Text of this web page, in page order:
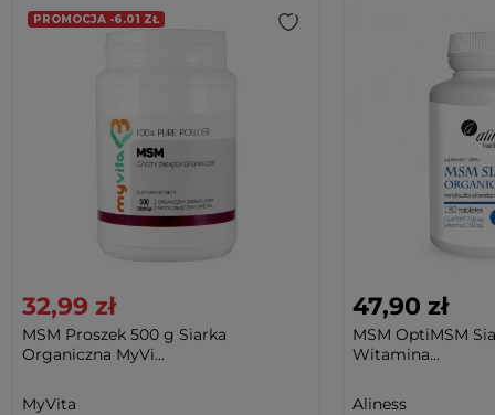
PROMOCJA -6.01 ZŁ
32,99 zł
MSM Proszek 500 g Siarka
Organiczna MyVi...
MyVita
47,90 zł
MSM OptiMSM
Witamina...
Aliness